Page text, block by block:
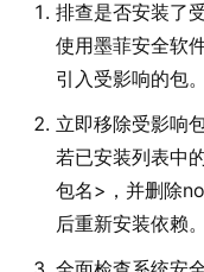
排查是否安装了
使用墨菲安全软
引入受影响的包。
立即移除受影响
若已安装列表中
包名>，并删除
后重新安装依赖。